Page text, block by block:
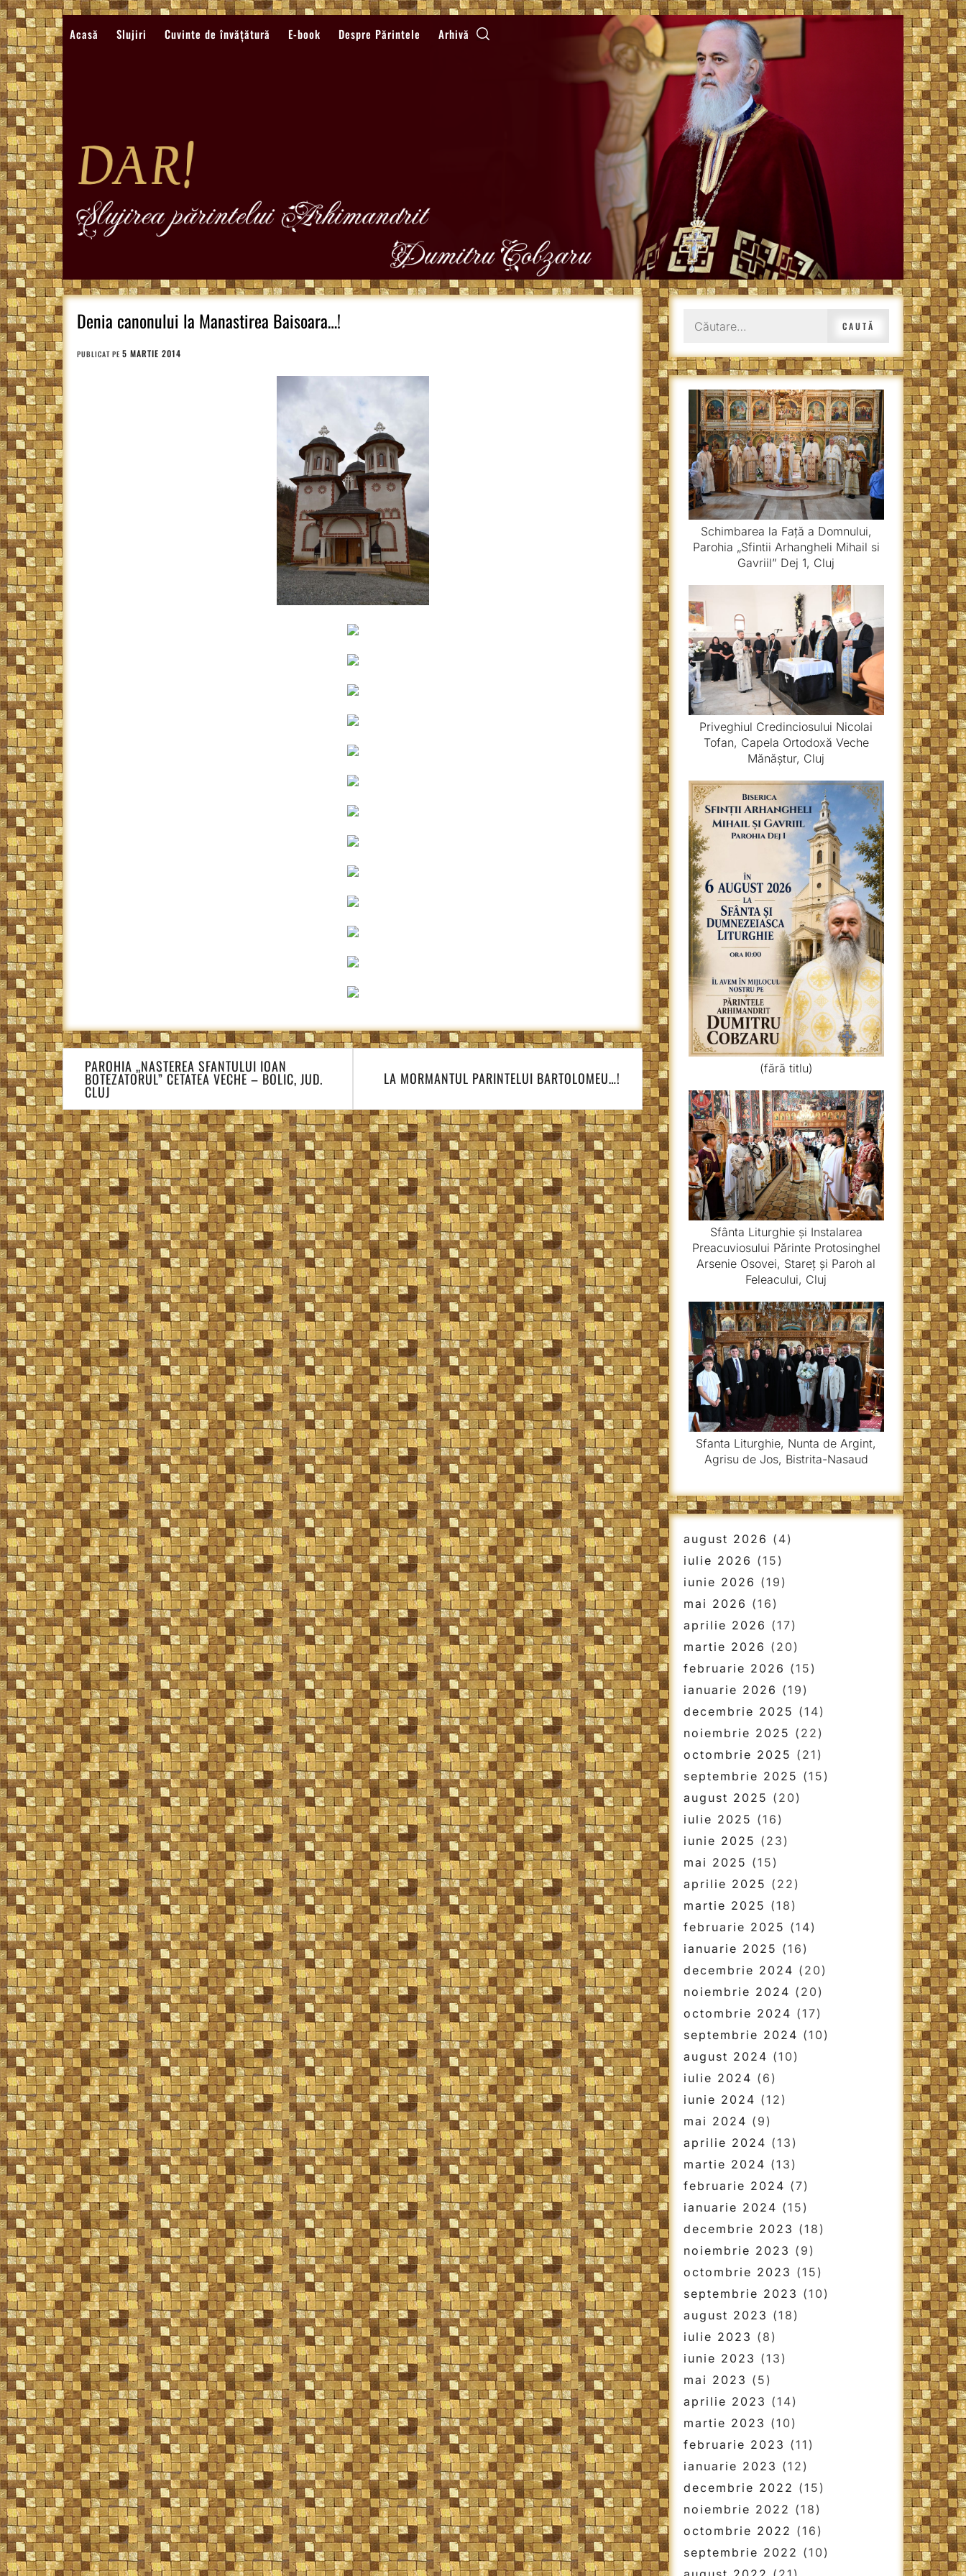
Sari
la
conținut
Acasă Slujiri Cuvinte de învățătură E-book Despre Părintele Arhivă
Denia canonului la Manastirea Baisoara…!
PUBLICAT PE 5 MARTIE 2014
Navigare
în
articole
PAROHIA „NASTEREA SFANTULUI IOAN
BOTEZATORUL” CETATEA VECHE – BOLIC, JUD.
CLUJ
LA MORMANTUL PARINTELUI BARTOLOMEU…!
după:
Schimbarea la Față a Domnului,
Parohia „Sfintii Arhangheli Mihail si
Gavriil” Dej 1, Cluj
Priveghiul Credinciosului Nicolai
Tofan, Capela Ortodoxă Veche
Mănăștur, Cluj
(fără titlu)
Sfânta Liturghie și Instalarea
Preacuviosului Părinte Protosinghel
Arsenie Osovei, Stareț și Paroh al
Feleacului, Cluj
Sfanta Liturghie, Nunta de Argint,
Agrisu de Jos, Bistrita-Nasaud
august 2026 (4)
iulie 2026 (15)
iunie 2026 (19)
mai 2026 (16)
aprilie 2026 (17)
martie 2026 (20)
februarie 2026 (15)
ianuarie 2026 (19)
decembrie 2025 (14)
noiembrie 2025 (22)
octombrie 2025 (21)
septembrie 2025 (15)
august 2025 (20)
iulie 2025 (16)
iunie 2025 (23)
mai 2025 (15)
aprilie 2025 (22)
martie 2025 (18)
februarie 2025 (14)
ianuarie 2025 (16)
decembrie 2024 (20)
noiembrie 2024 (20)
octombrie 2024 (17)
septembrie 2024 (10)
august 2024 (10)
iulie 2024 (6)
iunie 2024 (12)
mai 2024 (9)
aprilie 2024 (13)
martie 2024 (13)
februarie 2024 (7)
ianuarie 2024 (15)
decembrie 2023 (18)
noiembrie 2023 (9)
octombrie 2023 (15)
septembrie 2023 (10)
august 2023 (18)
iulie 2023 (8)
iunie 2023 (13)
mai 2023 (5)
aprilie 2023 (14)
martie 2023 (10)
februarie 2023 (11)
ianuarie 2023 (12)
decembrie 2022 (15)
noiembrie 2022 (18)
octombrie 2022 (16)
septembrie 2022 (10)